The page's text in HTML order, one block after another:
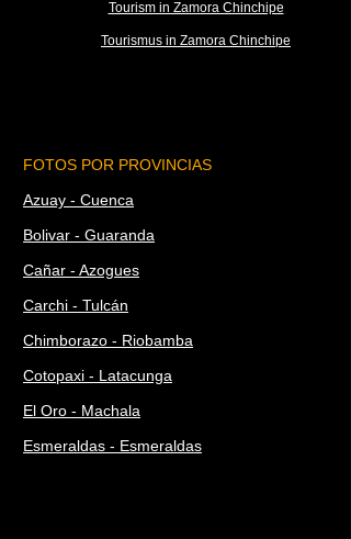
Tourism in Zamora Chinchipe
Tourismus in Zamora Chinchipe
FOTOS POR PROVINCIAS
Azuay - Cuenca
Bolivar - Guaranda
Cañar - Azogues
Carchi - Tulcán
Chimborazo - Riobamba
Cotopaxi - Latacunga
El Oro - Machala
Esmeraldas - Esmeraldas